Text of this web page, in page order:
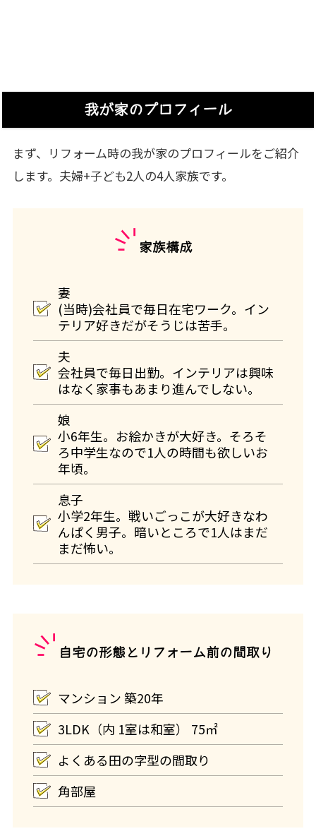
我が家のプロフィール
まず、リフォーム時の我が家のプロフィールをご紹介
します。夫婦+子ども2人の4人家族です。
家族構成
妻
(当時)会社員で毎日在宅ワーク。イン
テリア好きだがそうじは苦手。
夫
会社員で毎日出勤。インテリアは興味
はなく家事もあまり進んでしない。
娘
小6年生。お絵かきが大好き。そろそ
ろ中学生なので1人の時間も欲しいお
年頃。
息子
小学2年生。戦いごっこが大好きなわ
んぱく男子。暗いところで1人はまだ
まだ怖い。
自宅の形態とリフォーム前の間取り
マンション 築20年
3LDK（内 1室は和室） 75㎡
よくある田の字型の間取り
角部屋